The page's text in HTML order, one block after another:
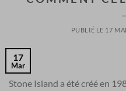
PUBLIÉ LE 17
17
Mar
Stone Island a été créé en